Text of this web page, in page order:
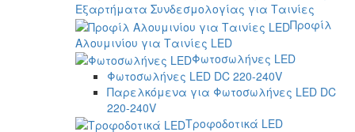
Εξαρτήματα Συνδεσμολογίας για Ταινίες
Προφίλ
Αλουμινίου για Ταινίες LED
Φωτοσωλήνες LED
Φωτοσωλήνες LED DC 220-240V
Παρελκόμενα για Φωτοσωλήνες LED DC
220-240V
Τροφοδοτικά LED